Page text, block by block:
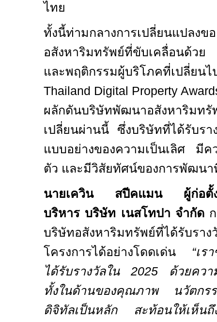
ไทย
ทั้งนี้ท่ามกลางการเปลี่ยนแปลงข
อสังหาริมทรัพย์ที่ขับเคลื่อนด้ว
และพฤติกรรมผู้บริโภคที่เปลี่
Thailand Digital Property
ผลักดันบริษัทพัฒนาอสังหาริมทรั
เปลี่ยนผ่านนี้ ซึ่งบริษัทที่ได้รับร
แบบอย่างของความเป็นเลิศ มีค
ตัว และมีวิสัยทัศน์ของการพัฒน
นายเควิน สปีคแมน ผู้ก่อตั้งแ
บริหาร บริษัท เนสโทปา จำกัด
บริษัทอสังหาริมทรัพย์ที่ได้รับราง
โครงการได้อย่างโดดเด่น “เร
ได้รับรางวัลใน 2025
ด้วยคว
ทั้งในด้านของคุณภาพ นวัตกร
ดิจิทัลเป็นหลัก สะท้อนให้เห็นถึ